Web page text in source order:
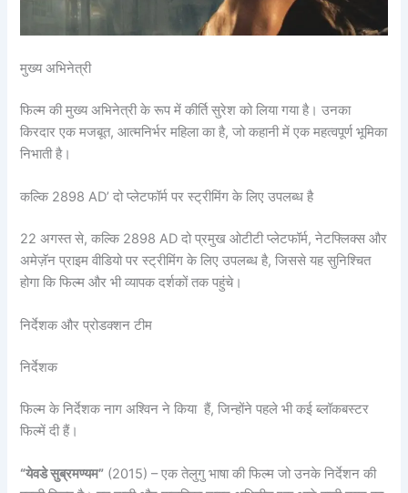
मुख्य अभिनेत्री
फिल्म की मुख्य अभिनेत्री के रूप में कीर्ति सुरेश को लिया गया है। उनका
किरदार एक मजबूत, आत्मनिर्भर महिला का है, जो कहानी में एक महत्वपूर्ण भूमिका
निभाती है।
कल्कि 2898 AD’ दो प्लेटफॉर्म पर स्ट्रीमिंग के लिए उपलब्ध है
22 अगस्त से, कल्कि 2898 AD दो प्रमुख ओटीटी प्लेटफॉर्म, नेटफ्लिक्स और
अमेज़ॅन प्राइम वीडियो पर स्ट्रीमिंग के लिए उपलब्ध है, जिससे यह सुनिश्चित
होगा कि फिल्म और भी व्यापक दर्शकों तक पहुंचे।
निर्देशक और प्रोडक्शन टीम
निर्देशक
फिल्म के निर्देशक नाग अश्विन ने किया हैं, जिन्होंने पहले भी कई ब्लॉकबस्टर
फिल्में दी हैं।
“येवडे सुब्रमण्यम” (2015) – एक तेलुगु भाषा की फिल्म जो उनके निर्देशन की